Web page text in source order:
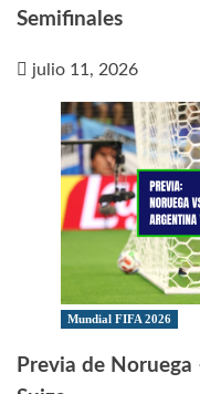
Semifinales
julio 11, 2026
Mundial FIFA 2026
Previa de